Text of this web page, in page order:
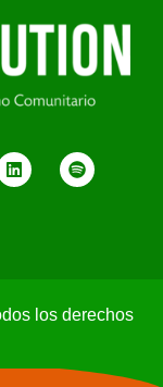
los derechos